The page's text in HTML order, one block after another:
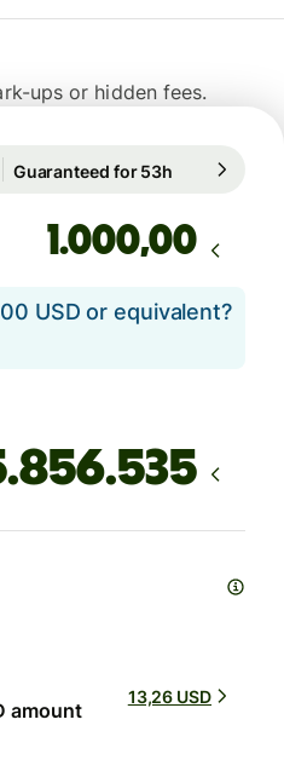
ups or hidden fees.
Guaranteed for 53h
,00
USD or equivalent?
amount
13,26 USD